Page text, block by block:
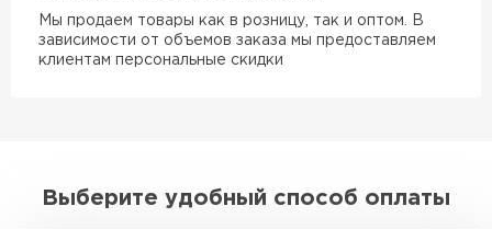
Мы продаем товары как в розницу, так и оптом. В
зависимости от объемов заказа мы предоставляем
клиентам персональные скидки
Выберите удобный способ оплаты
Утеплитель Технониколь
ПЕРЕЙТИ